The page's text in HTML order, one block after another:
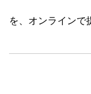
を、オンラインで